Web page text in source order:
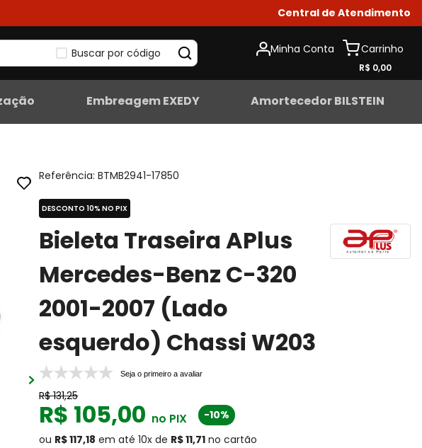
Central de Atendimento
Buscar por código Minha Conta
R$ 0,00
Embreagem EXEDY Amortecedor BILSTEIN
Referência:BTMB2941-17850
DESCONTO 10% NO PIX
Bieleta Traseira APlus
Mercedes-Benz C-320
2001-2007 (Lado
esquerdo) Chassi W203
Seja o primeiro a avaliar
R$ 131,25
R$ 105,00 no PIX
-10%
ou R$ 117,18 em até 10x de R$ 11,71 no cartão